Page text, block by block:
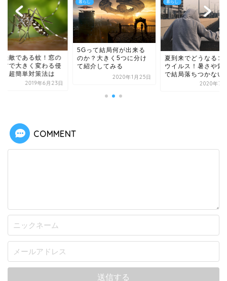
天敵である蚊！窓の
方で大きく変わる侵
と超簡単対策法は
2019年6月23日
暮らし
5Gって結局何が出来る
のか？大きく5つに分け
て紹介してみる
2020年1月25日
暮らし
夏到来でどうなるコ
ウイルス！暑さや紫
で結局落ちつかない
2020年7
COMMENT